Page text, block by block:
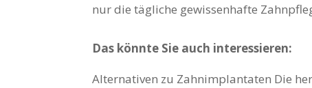
nur die tägliche gewissenhafte
Das könnte Sie auch interessieren:
Alternativen zu Zahnimplantaten Die